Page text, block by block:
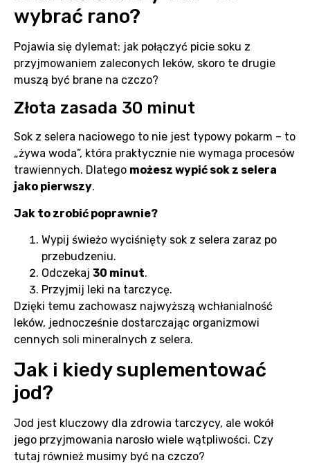
wybrać rano?
Pojawia się dylemat: jak połączyć picie soku z
przyjmowaniem zaleconych leków, skoro te drugie
muszą być brane na czczo?
Złota zasada 30 minut
Sok z selera naciowego to nie jest typowy pokarm – to
„żywa woda”, która praktycznie nie wymaga procesów
trawiennych. Dlatego możesz wypić sok z selera
jako pierwszy.
Jak to zrobić poprawnie?
Wypij świeżo wyciśnięty sok z selera zaraz po
przebudzeniu.
Odczekaj 30 minut.
Przyjmij leki na tarczycę.
Dzięki temu zachowasz najwyższą wchłanialność
leków, jednocześnie dostarczając organizmowi
cennych soli mineralnych z selera.
Jak i kiedy suplementować
jod?
Jod jest kluczowy dla zdrowia tarczycy, ale wokół
jego przyjmowania narosło wiele wątpliwości. Czy
tutaj również musimy być na czczo?